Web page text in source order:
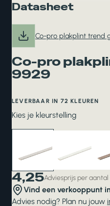
Datasheet
Co-pro plakplint trend
Co-pro
9929
LEVERBAAR IN 72 KLEUREN
Kies je kleurstelling
4,25Adviesprijs per aantal
Vind een verkooppunt
Advies nodig? Plan nu jouw